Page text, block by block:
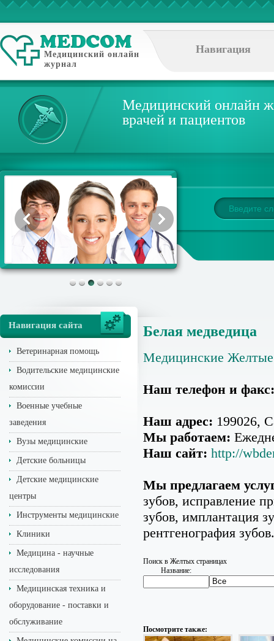
Медицинский онлайн
журнал
Навигация
Медицинский онлайн
врачей и пациентов
Навигация сайта
Ветеринарная помощь
Водительские медицинские
комиссии
Военные учебные
заведения
Вузы медицинские
Детские больницы
Детские медицинские
центры
Инструменты медицинские
Клиники
Медицина - научные
исследования
Медицинская техника и
оборудование - поставки и
обслуживание
Белая медведица
Медицинские
Наш телефон и факс:
Наш адрес: 199026,
Мы работаем:
Наш сайт: http://
Мы предлагаем
зубов, исправление
зубов, имплантация
рентгенография зубов.
Поиск в Желтых страницах
Название:
Посмотрите также: